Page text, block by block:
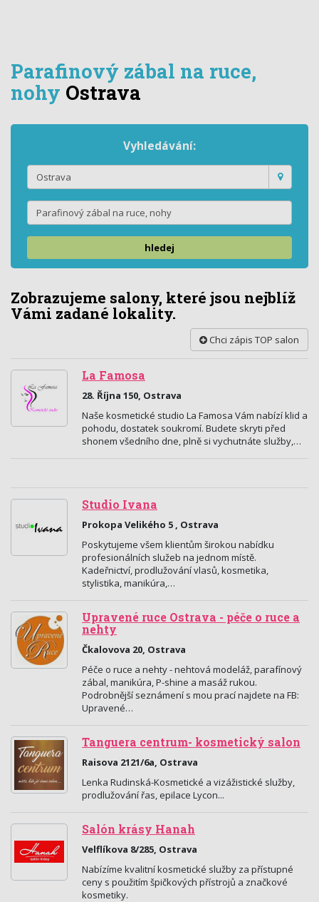
Parafinový zábal na ruce,
nohy Ostrava
Vyhledávání:
hledej
Zobrazujeme salony, které jsou nejblíž
Vámi zadané lokality.
Chci zápis TOP salon
La Famosa
28. Října 150, Ostrava
Naše kosmetické studio La Famosa Vám nabízí klid a
pohodu, dostatek soukromí. Budete skryti před
shonem všedního dne, plně si vychutnáte služby,…
Studio Ivana
Prokopa Velikého 5 , Ostrava
Poskytujeme všem klientům širokou nabídku
profesionálních služeb na jednom místě.
Kadeřnictví, prodlužování vlasů, kosmetika,
stylistika, manikúra,…
Upravené ruce Ostrava - péče o ruce a
nehty
Čkalovova 20, Ostrava
Péče o ruce a nehty - nehtová modeláž, parafínový
zábal, manikúra, P-shine a masáž rukou.
Podrobnější seznámení s mou prací najdete na FB:
Upravené…
Tanguera centrum- kosmetický salon
Raisova 2121/6a, Ostrava
Lenka Rudinská-Kosmetické a vizážistické služby,
prodlužování řas, epilace Lycon...
Salón krásy Hanah
Velflíkova 8/285, Ostrava
Nabízíme kvalitní kosmetické služby za přístupné
ceny s použitím špičkových přístrojů a značkové
kosmetiky.